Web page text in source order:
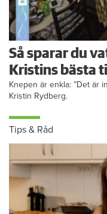
Så sparar du
Kristins bästa
Knepen är enkla: ”Det är
Kristin Rydberg.
Tips & Råd